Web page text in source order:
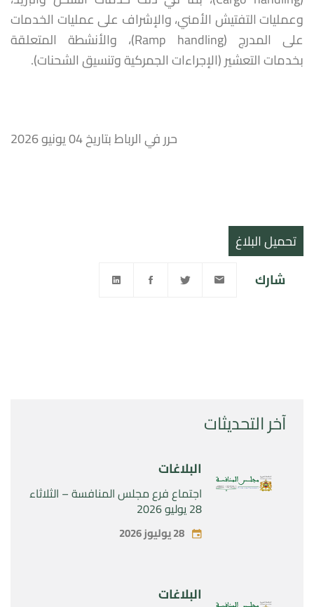
آخر التحديثات
البلاغات
اجتماع فرع مجلس المنافسة – الثلاثاء
28 يوليو 2026
28 يوليوز 2026
البلاغات
وعمليات التفتيش الأمني، والإشراف على عمليات الخدمات
على المدرج (Ramp handling)، والأنشطة المتعلقة
بخدمات التعشير (الإجراءات الجمركية وتنسيق الشحنات).
حرر في الرباط بتاريخ 04 يونيو 2026
تحميل البلاغ
شارك